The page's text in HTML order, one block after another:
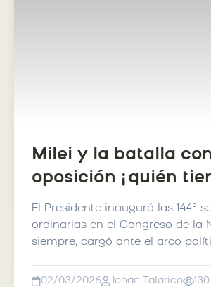
Milei y la batalla
oposición ¿quién
verdad?
El Presidente inauguró las 144°
ordinarias en el Congreso de la
siempre, cargó ante el arco
02/03/2026 Johan Talarico 130